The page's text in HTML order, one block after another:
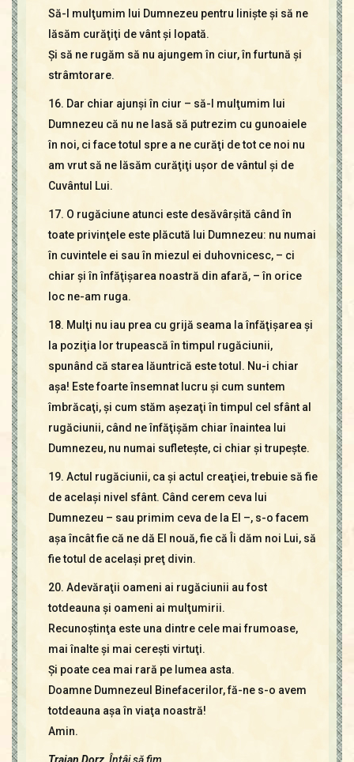
Să-I mulţumim lui Dumnezeu pentru linişte şi să ne
lăsăm curăţiţi de vânt şi lopată.
Şi să ne rugăm să nu ajungem în ciur, în furtună şi
strâmtorare.
16. Dar chiar ajunşi în ciur – să-I mulţumim lui
Dumnezeu că nu ne lasă să putrezim cu gunoaiele
în noi, ci face totul spre a ne curăţi de tot ce noi nu
am vrut să ne lăsăm curăţiţi uşor de vântul şi de
Cuvântul Lui.
17. O rugăciune atunci este desăvârşită când în
toate privinţele este plăcută lui Dumnezeu: nu numai
în cuvintele ei sau în miezul ei duhovnicesc, – ci
chiar şi în înfăţişarea noastră din afară, – în orice
loc ne-am ruga.
18. Mulţi nu iau prea cu grijă seama la înfăţişarea şi
la poziţia lor trupească în timpul rugăciunii,
spunând că starea lăuntrică este totul. Nu-i chiar
aşa! Este foarte însemnat lucru şi cum suntem
îmbrăcaţi, şi cum stăm aşezaţi în timpul cel sfânt al
rugăciunii, când ne înfăţişăm chiar înaintea lui
Dumnezeu, nu numai sufleteşte, ci chiar şi trupeşte.
19. Actul rugăciunii, ca şi actul creaţiei, trebuie să fie
de acelaşi nivel sfânt. Când cerem ceva lui
Dumnezeu – sau primim ceva de la El –, s-o facem
aşa încât fie că ne dă El nouă, fie că Îi dăm noi Lui, să
fie totul de acelaşi preţ divin.
20. Adevăraţii oameni ai rugăciunii au fost
totdeauna şi oameni ai mulţumirii.
Recunoştinţa este una dintre cele mai frumoase,
mai înalte şi mai cereşti virtuţi.
Şi poate cea mai rară pe lumea asta.
Doamne Dumnezeul Binefacerilor, fă-ne s-o avem
totdeauna aşa în viaţa noastră!
Amin.
Traian Dorz, Întâi să fim